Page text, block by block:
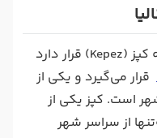
مرکز خرید اوزدیلک آنتالیا در منطقه کپز (Kepez) قرار دارد
قرار می‌گیرد و یکی از
است. کپز یکی از
از سراسر شهر